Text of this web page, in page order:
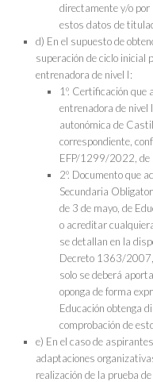
directamente y/o por
estos datos de
d) En el supuesto de
superación de ciclo inicial
entrenadora de nivel I:
1º. Certificación que
entrenadora de nivel
autonómica de
correspondiente,
EFP/1299/2022, de
2º. Documento que
Secundaria
de 3 de mayo, de
o acreditar
se detallan en la
Decreto 1363/2007,
solo se deberá
oponga de forma
Educación obtenga
comprobación de
e) En el caso de
adaptaciones
realización de la prueba